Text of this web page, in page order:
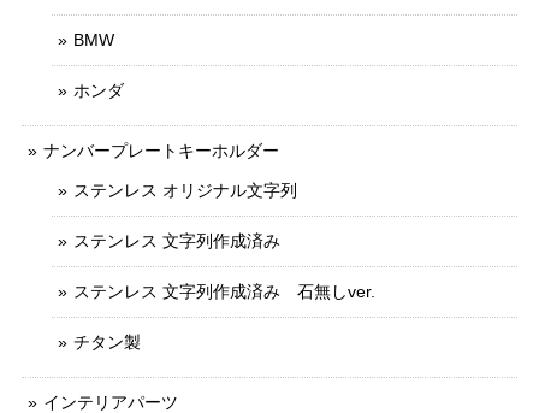
BMW
ホンダ
ナンバープレートキーホルダー
ステンレス オリジナル文字列
ステンレス 文字列作成済み
ステンレス 文字列作成済み 石無しver.
チタン製
インテリアパーツ